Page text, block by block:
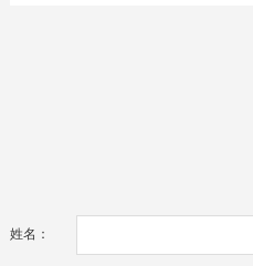
姓名：